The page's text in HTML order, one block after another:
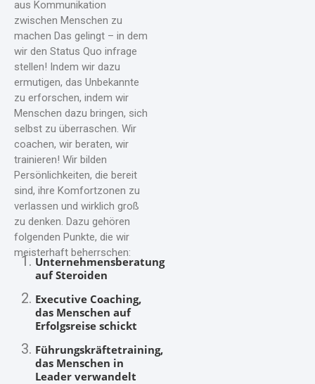
aus Kommunikation
zwischen Menschen zu
machen Das gelingt – in dem
wir den Status Quo infrage
stellen! Indem wir dazu
ermutigen, das Unbekannte
zu erforschen, indem wir
Menschen dazu bringen, sich
selbst zu überraschen. Wir
coachen, wir beraten, wir
trainieren! Wir bilden
Persönlichkeiten, die bereit
sind, ihre Komfortzonen zu
verlassen und wirklich groß
zu denken. Dazu gehören
folgenden Punkte, die wir
meisterhaft beherrschen:
Unternehmensberatung
auf Steroiden
Executive Coaching,
das Menschen auf
Erfolgsreise schickt
Führungskräftetraining,
das Menschen in
Leader verwandelt